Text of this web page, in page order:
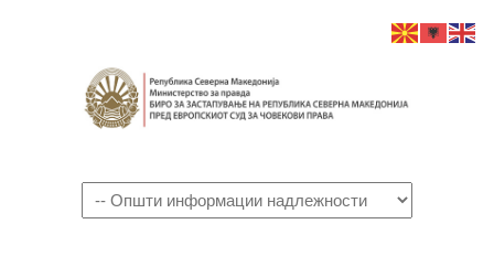
Navigation